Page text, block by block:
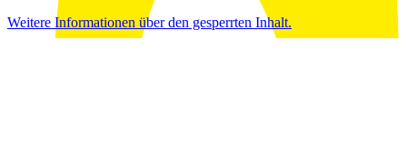
Weitere Informationen über den gesperrten Inhalt.